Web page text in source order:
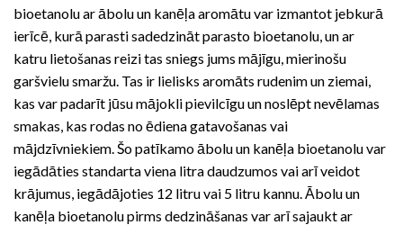
bioetanolu ar ābolu un kanēļa aromātu var izmantot jebkurā
ierīcē, kurā parasti sadedzināt parasto bioetanolu, un ar
katru lietošanas reizi tas sniegs jums mājīgu, mierinošu
garšvielu smaržu. Tas ir lielisks aromāts rudenim un ziemai,
kas var padarīt jūsu mājokli pievilcīgu un noslēpt nevēlamas
smakas, kas rodas no ēdiena gatavošanas vai
mājdzīvniekiem. Šo patīkamo ābolu un kanēļa bioetanolu var
iegādāties standarta viena litra daudzumos vai arī veidot
krājumus, iegādājoties 12 litru vai 5 litru kannu. Ābolu un
kanēļa bioetanolu pirms dedzināšanas var arī sajaukt ar